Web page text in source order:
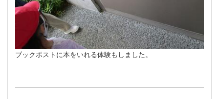
ブックポストに本をいれる体験もしました。